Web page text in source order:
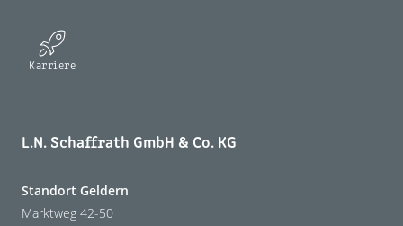
Karriere
L.N. Schaffrath GmbH & Co. KG
Standort Geldern
Marktweg 42-50